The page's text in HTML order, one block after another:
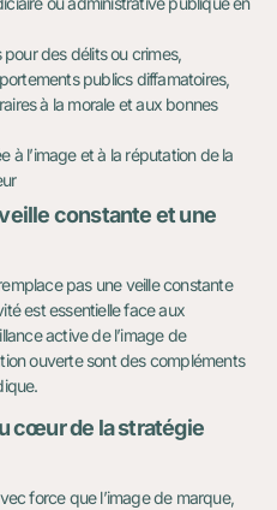
des délits ou crimes,
publics diffamatoires,
à la morale et aux bonnes
à l’image et à la réputation de la
constante et une
pas une veille constante
est essentielle face aux
active de l’image de
ouverte sont des compléments
cœur de la stratégie
force que l’image de marque,